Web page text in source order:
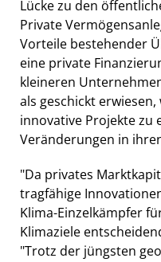
Lücke zu den
Private
Vorteile bestehender
eine private
kleineren
als geschickt
innovative Projekte zu
Veränderungen in
"Da privates
tragfähige
Klima-Einzelkämpfer
Klimaziele
"Trotz der jüngsten